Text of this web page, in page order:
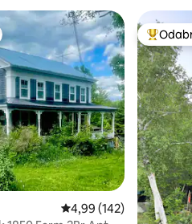
189
s oznakom „Odabrali gosti”
Prosječna ocjena:
4,99 (142)
Među